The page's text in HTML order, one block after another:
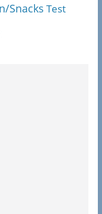
Snacks Test